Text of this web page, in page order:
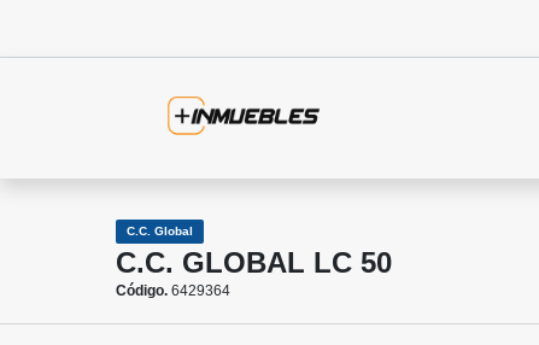
C.C. Global
C.C. GLOBAL LC 50
Código. 6429364